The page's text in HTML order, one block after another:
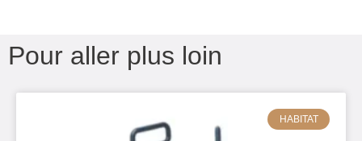
Pour aller plus loin
HABITAT